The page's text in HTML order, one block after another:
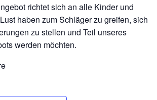
richtet sich an alle Kinder und
haben zum Schläger zu greifen, sich
zu stellen und Teil unseres
werden möchten.